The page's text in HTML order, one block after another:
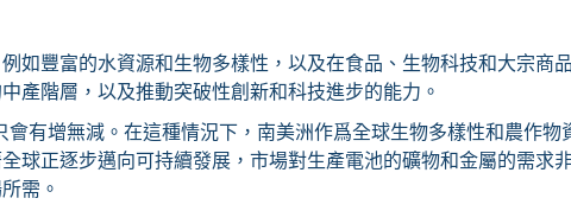
如豐富的水資源和生物多樣性，以及在食品、生物科技和大宗商
產階層，以及推動突破性創新和科技進步的能力。
有增無減。在這種情況下，南美洲作爲全球生物多樣性和農作物
球正逐步邁向可持續發展，市場對生產電池的礦物和金屬的需求
需。